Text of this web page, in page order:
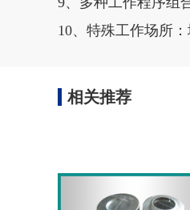
10、特殊工作场所
相关推荐